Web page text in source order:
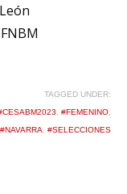
TAGGED UNDER:
#FEMENINO
#NAVARRA #SELECCIONES